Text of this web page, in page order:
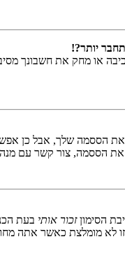
יותר?!
או מחק את חשבונך
את הססמה שלך, אבל כן
הססמה, צור קשר עם
הסימוןזכור אותי בעת
לא מומלצת כאשר אתה